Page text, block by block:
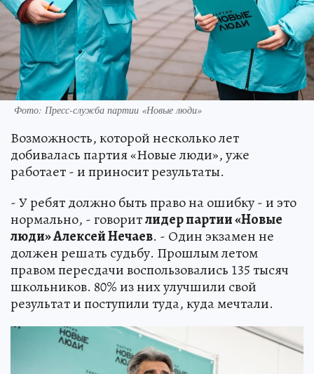
Фото: Пресс-служба партии «Новые люди»
Возможность, которой несколько лет
добивалась партия «Новые люди», уже
работает - и приносит результаты.
- У ребят должно быть право на ошибку - и это
нормально, - говоритлидер партии «Новые
люди» Алексей Нечаев. - Один экзамен не
должен решать судьбу. Прошлым летом
правом пересдачи воспользовались 135 тысяч
школьников. 80% из них улучшили свой
результат и поступили туда, куда мечтали.